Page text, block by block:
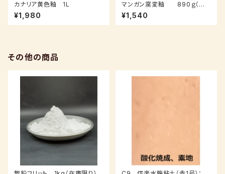
カナリア黄色釉 1L
¥1,980
マンガン窯変釉 890ｇ（送
料込み：クロネコパケット）
¥1,540
その他の商品